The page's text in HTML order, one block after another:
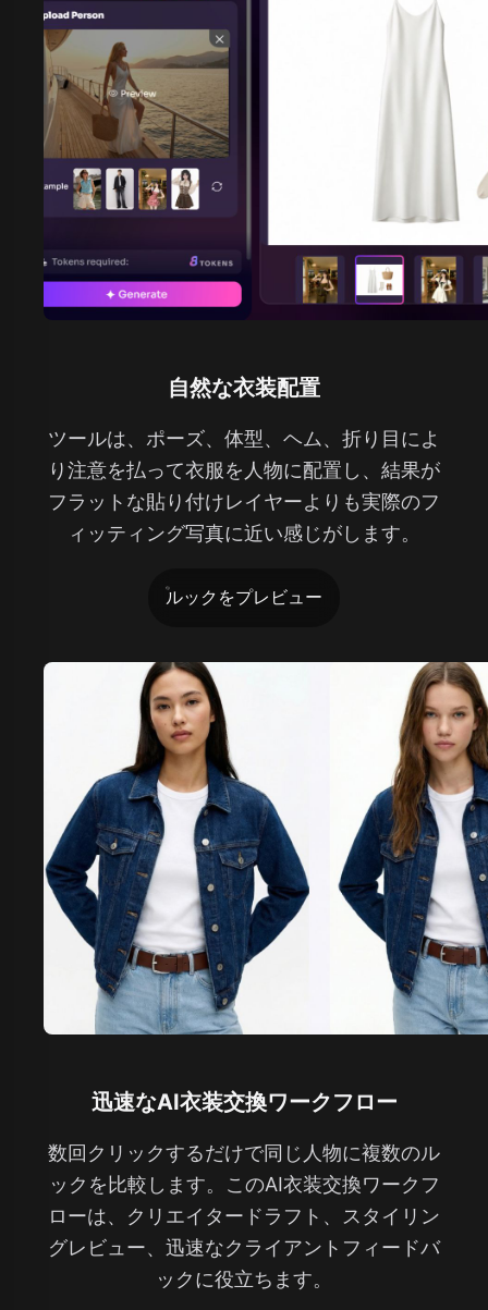
自然な衣装配置
ツールは、ポーズ、体型、ヘム、折り目によ
り注意を払って衣服を人物に配置し、結果が
フラットな貼り付けレイヤーよりも実際のフ
ィッティング写真に近い感じがします。
ルックをプレビュー
迅速なAI衣装交換ワークフロー
数回クリックするだけで同じ人物に複数のル
ックを比較します。このAI衣装交換ワークフ
ローは、クリエイタードラフト、スタイリン
グレビュー、迅速なクライアントフィードバ
ックに役立ちます。